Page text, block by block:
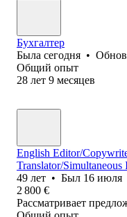
Бухгалтер
Была сегодня •
Общий опыт
28 лет 9 месяцев
English Editor/
Translator/Simultaneous
49 лет • Был 16 июля
2 800 €
Рассматривает